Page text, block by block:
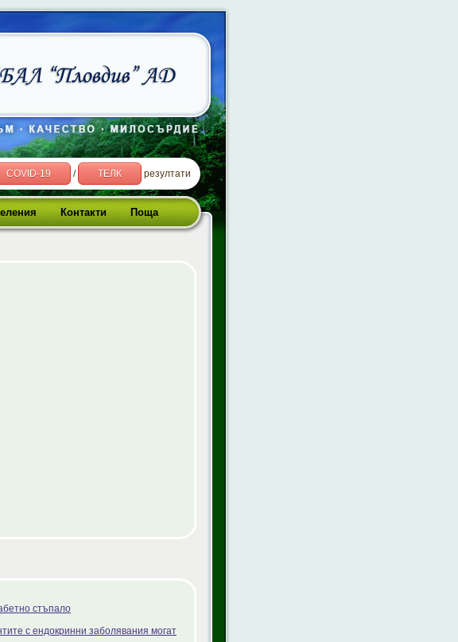
COVID-19 / ТЕЛК резултати
Контакти Поща
стъпало
с ендокринни заболявания могат